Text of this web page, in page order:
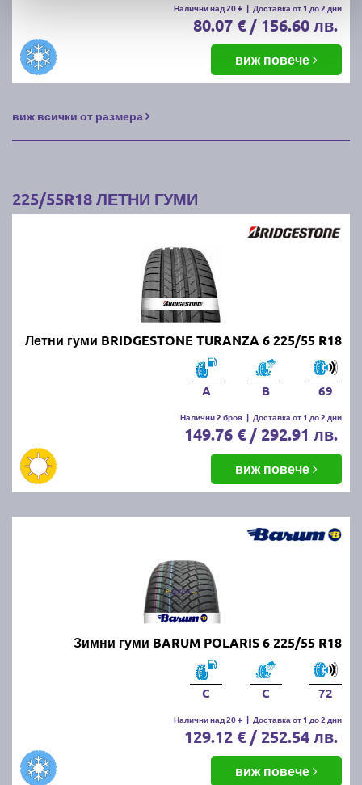
Налични над 20 + | Доставка от 1 до 2 дни
80.07 € / 156.60 лв.
виж повече
виж всички от размера
225/55R18 ЛЕТНИ ГУМИ
Летни гуми BRIDGESTONE TURANZA 6 225/55 R18
A B 69
Налични 2 броя | Доставка от 1 до 2 дни
149.76 € / 292.91 лв.
виж повече
Зимни гуми BARUM POLARIS 6 225/55 R18
C C 72
Налични над 20 + | Доставка от 1 до 2 дни
129.12 € / 252.54 лв.
виж повече